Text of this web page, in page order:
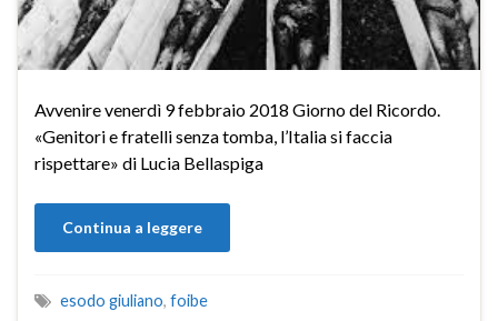
Avvenire venerdì 9 febbraio 2018 Giorno del Ricordo.
«Genitori e fratelli senza tomba, l’Italia si faccia
rispettare» di Lucia Bellaspiga
Continua a leggere
esodo giuliano, foibe